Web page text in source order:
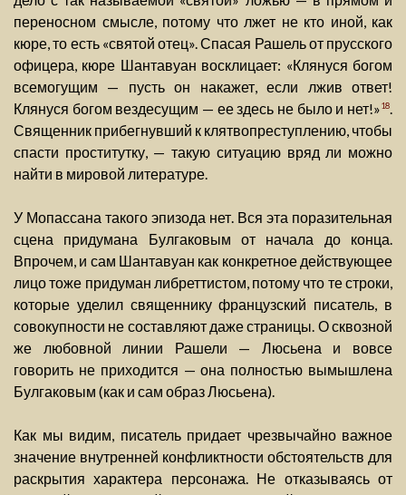
переносном смысле, потому что лжет не кто иной, как
кюре, то есть «святой отец». Спасая Рашель от прусского
офицера, кюре Шантавуан восклицает: «Клянуся богом
всемогущим — пусть он накажет, если лжив ответ!
Клянуся богом вездесущим — ее здесь не было и нет!»18.
Священник прибегнувший к клятвопреступлению, чтобы
спасти проститутку, — такую ситуацию вряд ли можно
найти в мировой литературе.
У Мопассана такого эпизода нет. Вся эта поразительная
сцена придумана Булгаковым от начала до конца.
Впрочем, и сам Шантавуан как конкретное действующее
лицо тоже придуман либреттистом, потому что те строки,
которые уделил священнику французский писатель, в
совокупности не составляют даже страницы. О сквозной
же любовной линии Рашели — Люсьена и вовсе
говорить не приходится — она полностью вымышлена
Булгаковым (как и сам образ Люсьена).
Как мы видим, писатель придает чрезвычайно важное
значение внутренней конфликтности обстоятельств для
раскрытия характера персонажа. Не отказываясь от